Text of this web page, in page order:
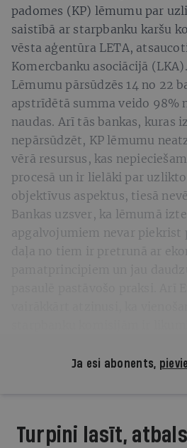
padomes (KP) lēmumu par
saistībā ar starpbanku karšu
vēsta aģentūra LETA,
Komercbanku asociācijā (LKA).
Lēmumu pārsūdzēs 14 no 22
apstrīdētā summa veido 98%
naudas. Arī tās bankas, kuras
nepārsūdzēt, KP lēmumu
vērā resursus, kas
procesā un ir lielāki par
objektīvus aspektus, tiesā
Bankas uzsver, ka lēmumā
apgalvojumiem nevar piekrist
daļa no tiem ir pretrunā ar
Ja esi abonents,
Turpini lasīt,